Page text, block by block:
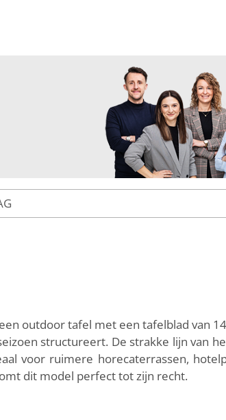
een outdoor tafel met een tafelblad van
structureert. De strakke lijn van
voor ruimere horecaterrassen,
dit model perfect tot zijn recht.